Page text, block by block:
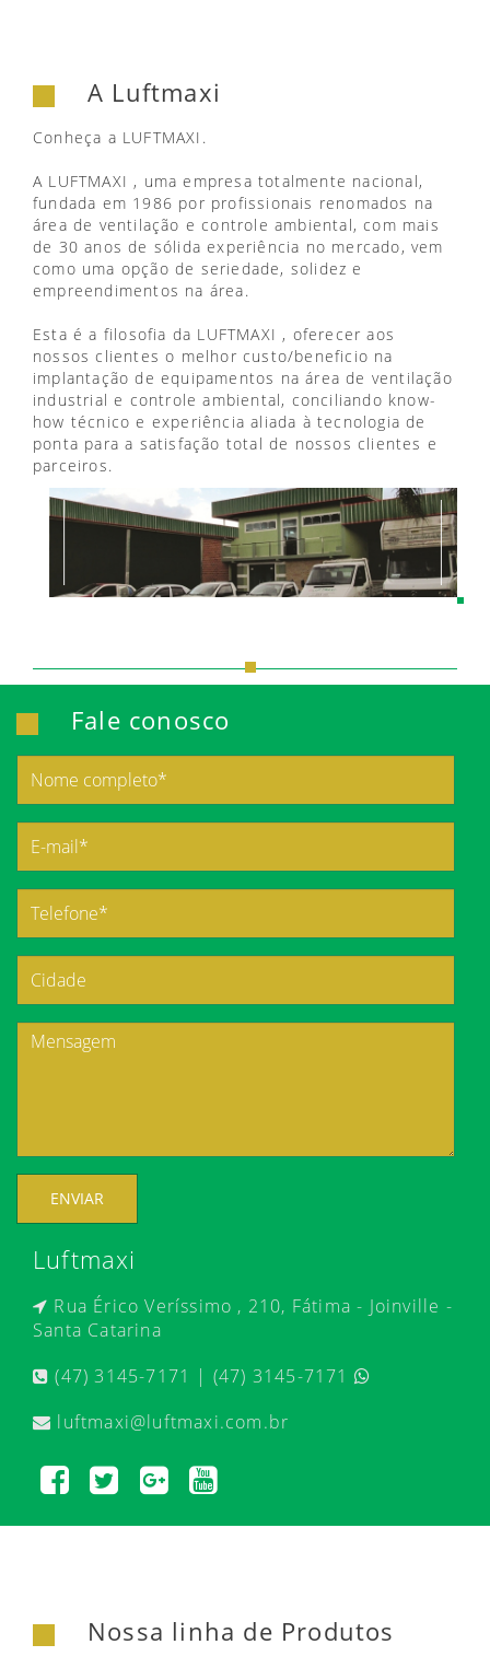
A Luftmaxi
Conheça a LUFTMAXI.
A LUFTMAXI , uma empresa totalmente nacional,
fundada em 1986 por profissionais renomados na
área de ventilação e controle ambiental, com mais
de 30 anos de sólida experiência no mercado, vem
como uma opção de seriedade, solidez e
empreendimentos na área.
Esta é a filosofia da LUFTMAXI , oferecer aos
nossos clientes o melhor custo/beneficio na
implantação de equipamentos na área de ventilação
industrial e controle ambiental, conciliando know-
how técnico e experiência aliada à tecnologia de
ponta para a satisfação total de nossos clientes e
parceiros.
Fale conosco
ENVIAR
Luftmaxi
Rua Érico Veríssimo , 210, Fátima - Joinville -
Santa Catarina
(47) 3145-7171 | (47) 3145-7171
luftmaxi@luftmaxi.com.br
Nossa linha de Produtos